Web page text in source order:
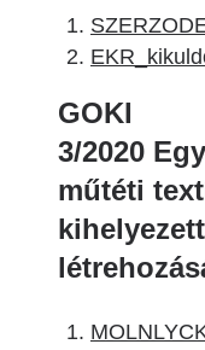
GOKI
3/2020
műtéti